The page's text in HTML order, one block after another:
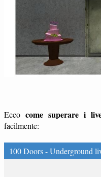
Ecco come superare i
facilmente:
100 Doors - Underground